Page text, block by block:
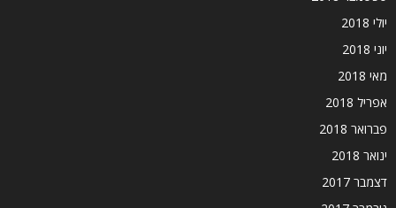
יולי 2018
יוני 2018
מאי 2018
אפריל 2018
פברואר 2018
ינואר 2018
דצמבר 2017